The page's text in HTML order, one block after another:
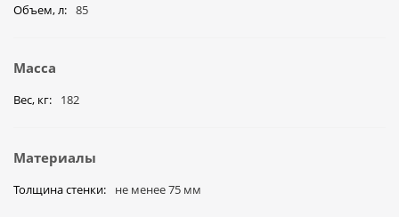
Объем, л
85
Масса
Вес, кг 182
Материалы
Толщина стенки не менее 75 мм